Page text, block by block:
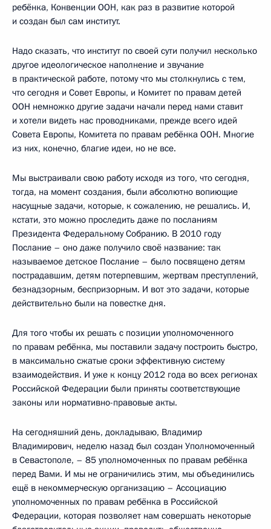
ребёнка, Конвенции ООН, как раз в развитие которой
и создан был сам институт.
Надо сказать, что институт по своей сути получил несколько
другое идеологическое наполнение и звучание
в практической работе, потому что мы столкнулись с тем,
что сегодня и Совет Европы, и Комитет по правам детей
ООН немножко другие задачи начали перед нами ставит
и хотели видеть нас проводниками, прежде всего идей
Совета Европы, Комитета по правам ребёнка ООН. Многие
из них, конечно, благие идеи, но не все.
Мы выстраивали свою работу исходя из того, что сегодня,
тогда, на момент создания, были абсолютно вопиющие
насущные задачи, которые, к сожалению, не решались. И,
кстати, это можно проследить даже по посланиям
Президента Федеральному Собранию. В 2010 году
Послание – оно даже получило своё название: так
называемое детское Послание – было посвящено детям
пострадавшим, детям потерпевшим, жертвам преступлений,
безнадзорным, беспризорным. И вот это задачи, которые
действительно были на повестке дня.
Для того чтобы их решать с позиции уполномоченного
по правам ребёнка, мы поставили задачу построить быстро,
в максимально сжатые сроки эффективную систему
взаимодействия. И уже к концу 2012 года во всех регионах
Российской Федерации были приняты соответствующие
законы или нормативно-правовые акты.
На сегодняшний день, докладываю, Владимир
Владимирович, неделю назад был создан Уполномоченный
в Севастополе, – 85 уполномоченных по правам ребёнка
перед Вами. И мы не ограничились этим, мы объединились
ещё в некоммерческую организацию – Ассоциацию
уполномоченных по правам ребёнка в Российской
Федерации, которая позволяет нам совершать некоторые